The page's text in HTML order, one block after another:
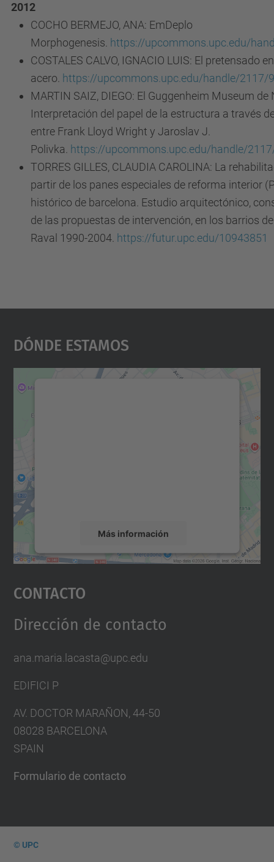
2012
COCHO BERMEJO, ANA: EmDeplo
Morphogenesis. https://upcommons.upc.edu/
COSTALES CALVO, IGNACIO LUIS: El pretensado
acero. https://upcommons.upc.edu/handle/2117/
MARTIN SAIZ, DIEGO: El Guggenheim Museum de
Interpretación del papel de la estructura a través
entre Frank Lloyd Wright y Jaroslav J.
Polivka. https://upcommons.upc.edu/handle/
TORRES GILLES, CLAUDIA CAROLINA: La
partir de los panes especiales de reforma interior
histórico de barcelona. Estudio arquitectónico,
de las propuestas de intervención, en los barrios
Raval 1990-2004. https://futur.upc.edu/10943851
Dónde Estamos
Más información
Aceptar
powered by
Contacto
Dirección de contacto
ana.maria.lacasta@upc.edu
EDIFICI P
AV. DOCTOR MARAÑON, 44-50
08028 BARCELONA
SPAIN
Formulario de contacto
© UPC